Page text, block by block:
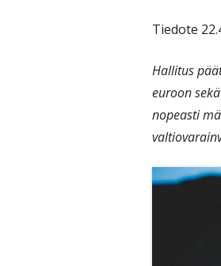
Tiedote
Hallitus
euroon
nopeasti